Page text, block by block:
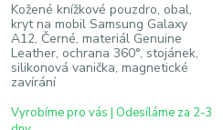
Kožené knížkové pouzdro, obal,
kryt na mobil Samsung Galaxy
A12, Černé, materiál Genuine
Leather, ochrana 360°, stojánek,
silikonová vanička, magnetické
zavírání
Vyrobíme pro vás | Odesíláme za 2-3